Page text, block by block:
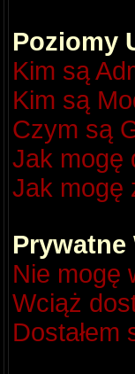
Poziomy
Kim są
Kim są
Czym są
Jak mogę
Jak mogę
Prywatne
Nie mogę
Wciąż